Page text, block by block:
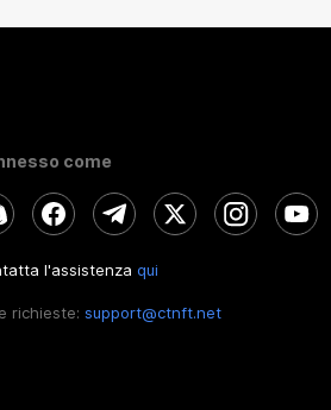
come
l'assistenza qui
richieste: support@ctnft.net